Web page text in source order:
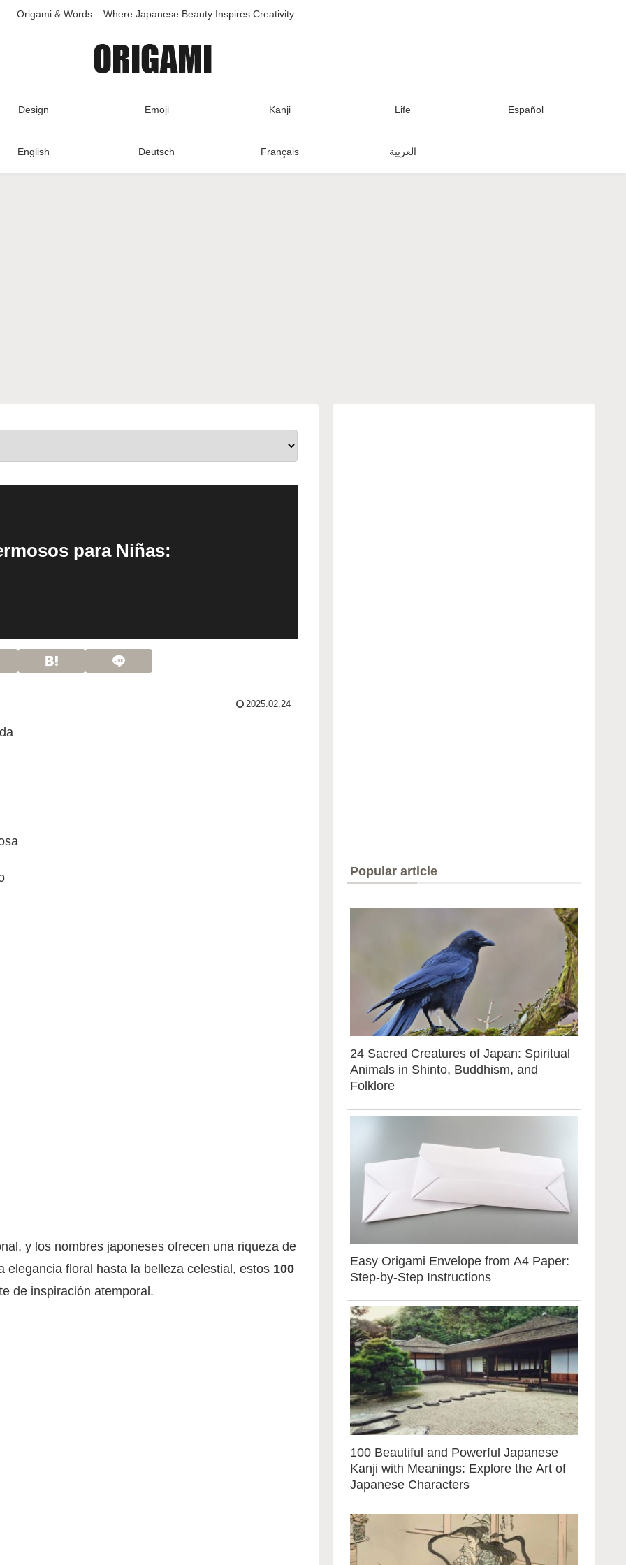
Origami & Words – Where Japanese Beauty Inspires Creativity.
Design Emoji Kanji Life Español
English Deutsch Français العربية
para Niñas:
2025.02.24
y los nombres japoneses ofrecen una riqueza de
floral hasta la belleza celestial, estos 100
de inspiración atemporal.
Popular article
24 Sacred Creatures of Japan: Spiritual
Animals in Shinto, Buddhism, and
Folklore
Easy Origami Envelope from A4 Paper:
Step-by-Step Instructions
100 Beautiful and Powerful Japanese
Kanji with Meanings: Explore the Art of
Japanese Characters